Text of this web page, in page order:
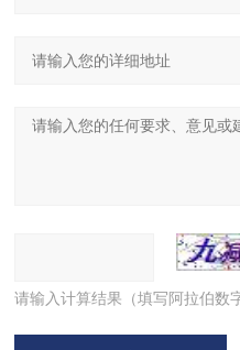
请输入计算结果（填写阿拉伯数